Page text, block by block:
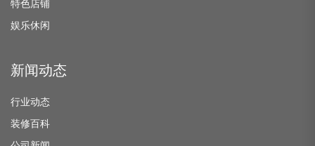
特色店铺
娱乐休闲
新闻动态
行业动态
装修百科